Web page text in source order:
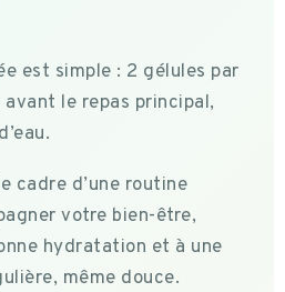
est simple : 2 gélules par
le repas principal,
cadre d’une routine
votre bien-être,
hydratation et à une
même douce.